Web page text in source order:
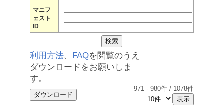
マニフ
ェスト
ID
利用方法、 FAQを閲覧のうえ
ダウンロードをお願いしま
す。
971 - 980件 / 1078件